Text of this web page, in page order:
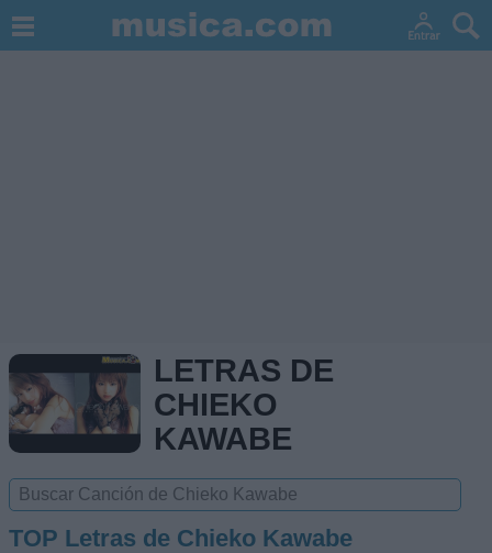
LETRAS DE
CHIEKO
KAWABE
TOP Letras de Chieko Kawabe